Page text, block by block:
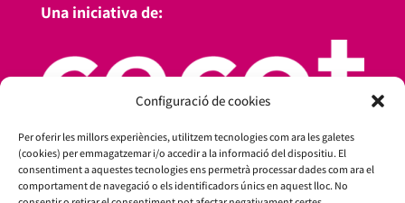
Configuració de cookies
Per oferir les millors experiències, utilitzem tecnologies com ara les galetes
(cookies) per emmagatzemar i/o accedir a la informació del dispositiu. El
consentiment a aquestes tecnologies ens permetrà processar dades com ara el
comportament de navegació o els identificadors únics en aquest lloc. No
Una iniciativa de: